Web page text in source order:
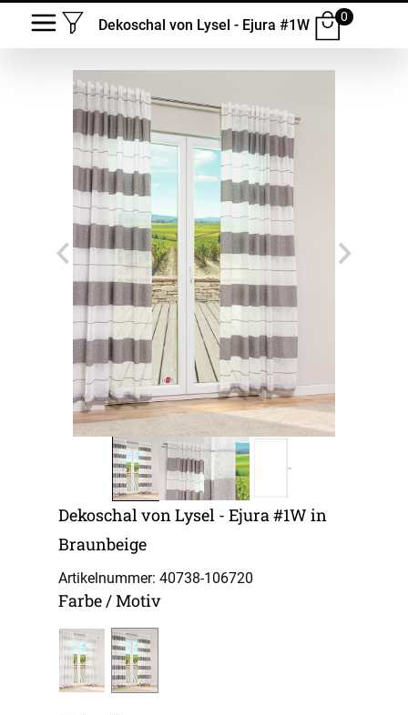
Dekoschal von Lysel - Ejura #1W
0
Dekoschal von Lysel - Ejura #1W in
Braunbeige
Artikelnummer: 40738-106720
Farbe / Motiv